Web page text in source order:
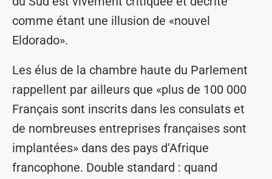
comme étant une illusion de «nouvel
Eldorado».
Les élus de la chambre haute du Parlement
rappellent par ailleurs que «plus de 100 000
Français sont inscrits dans les consulats et
de nombreuses entreprises françaises sont
implantées» dans des pays d’Afrique
francophone. Double standard : quand